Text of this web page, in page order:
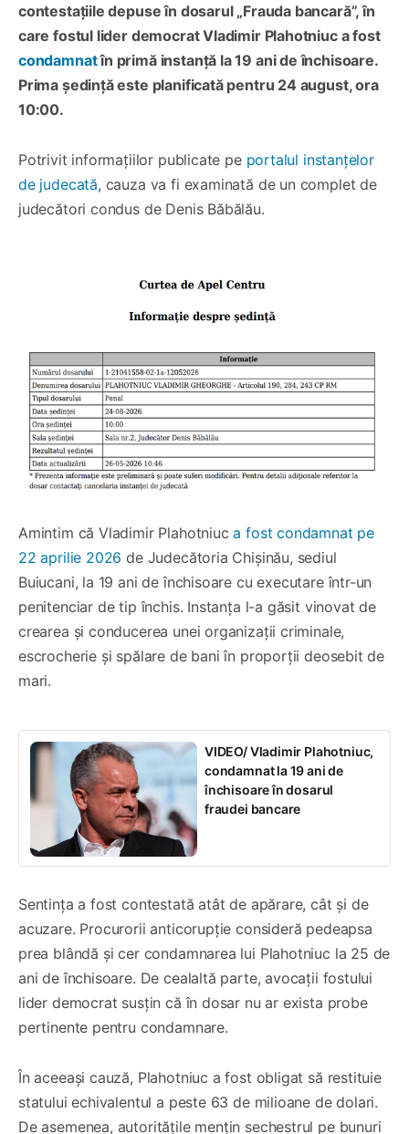
contestațiile depuse în dosarul „Frauda bancară”, în
care fostul lider democrat Vladimir Plahotniuc a fost
condamnatîn primă instanță la 19 ani de închisoare.
Prima ședință este planificată pentru 24 august, ora
10:00.
Potrivit informațiilor publicate pe portalul instanțelor
de judecată, cauza va fi examinată de un complet de
judecători condus de Denis Băbălău.
Amintim că Vladimir Plahotniuca fost condamnat pe
22 aprilie 2026 de Judecătoria Chișinău, sediul
Buiucani, la 19 ani de închisoare cu executare într-un
penitenciar de tip închis. Instanța l-a găsit vinovat de
crearea și conducerea unei organizații criminale,
escrocherie și spălare de bani în proporții deosebit de
mari.
VIDEO/ Vladimir Plahotniuc,
condamnat la 19 ani de
închisoare în dosarul
fraudei bancare
Sentința a fost contestată atât de apărare, cât și de
acuzare. Procurorii anticorupție consideră pedeapsa
prea blândă și cer condamnarea lui Plahotniuc la 25 de
ani de închisoare. De cealaltă parte, avocații fostului
lider democrat susțin că în dosar nu ar exista probe
pertinente pentru condamnare.
În aceeași cauză, Plahotniuc a fost obligat să restituie
statului echivalentul a peste 63 de milioane de dolari.
De asemenea, autoritățile mențin sechestrul pe bunuri